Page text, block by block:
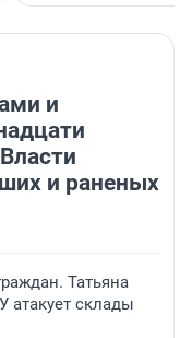
и
и раненых
Татьяна
атакует склады